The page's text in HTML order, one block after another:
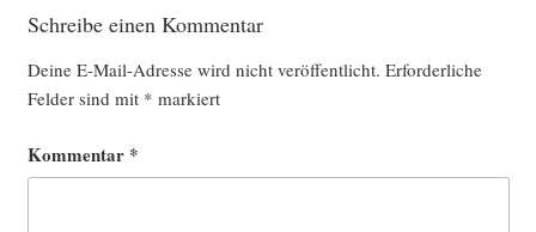
Schreibe einen Kommentar
Deine E-Mail-Adresse wird nicht veröffentlicht. Erforderliche
Felder sind mit * markiert
Kommentar *